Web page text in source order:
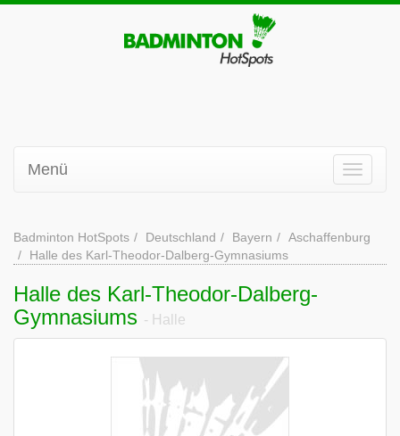
Menü
Badminton HotSpots Deutschland Bayern
Aschaffenburg
Halle des Karl-Theodor-Dalberg-Gymnasiums
Halle des Karl-Theodor-Dalberg-
Gymnasiums - Halle